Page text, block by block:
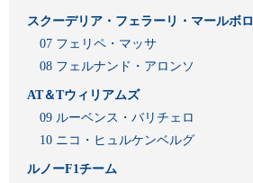
スクーデリア・フェラーリ・マールボロ
07 フェリペ・マッサ
08 フェルナンド・アロンソ
AT＆Tウィリアムズ
09 ルーベンス・バリチェロ
10 ニコ・ヒュルケンベルグ
ルノーF1チーム